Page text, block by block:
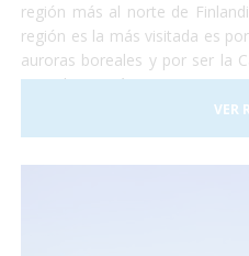
región más al norte de
región es la más visitada es
auroras boreales y por ser la
es un lugar mágico!
VER